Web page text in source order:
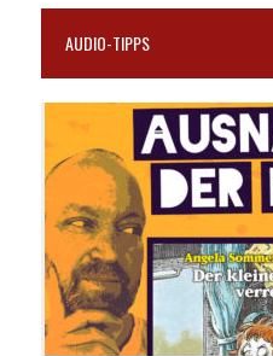
AUDIO-TIPPS